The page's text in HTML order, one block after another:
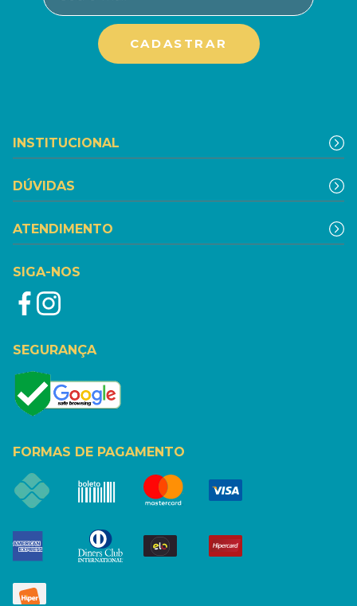
INSTITUCIONAL
DÚVIDAS
ATENDIMENTO
SIGA-NOS
SEGURANÇA
FORMAS DE PAGAMENTO